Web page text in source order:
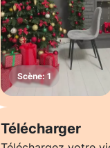
Télécharger